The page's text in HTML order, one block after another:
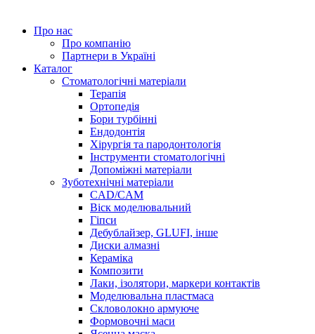
Про нас
Про компанію
Партнери в Україні
Каталог
Стоматологічні матеріали
Терапія
Ортопедія
Бори турбінні
Ендодонтія
Хірургія та пародонтологія
Інструменти стоматологічні
Допоміжні матеріали
Зуботехнічні матеріали
CAD/CAM
Віск моделювальний
Гіпси
Дебублайзер, GLUFI, інше
Диски алмазні
Кераміка
Композити
Лаки, ізолятори, маркери контактів
Моделювальна пластмаса
Скловолокно армуюче
Формовочні маси